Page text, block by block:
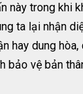
này trong khi
ta lại nhận
hay dung
bảo vệ bản